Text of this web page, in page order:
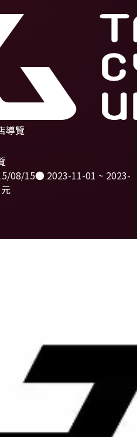
導覽
08/15● 2023-11-01 ~ 2023-